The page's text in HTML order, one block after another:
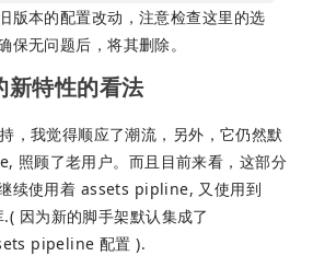
版本的配置改动，注意检查这里的选
保无问题后，将其删除。
特性的看法
我觉得顺应了潮流，另外，它仍然默
照顾了老用户。而且目前来看，这部分
续使用着 assets pipline, 又使用到
因为新的脚手架默认集成了
pipeline 配置 ).